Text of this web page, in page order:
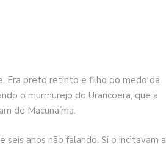
Era preto retinto e filho do medo da
o murmurejo do Uraricoera, que a
de Macunaíma.
seis anos não falando. Si o incitavam a